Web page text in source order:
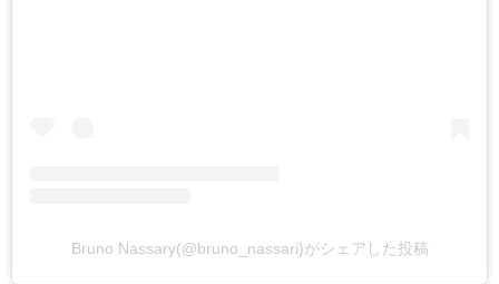
Bruno Nassary(@bruno_nassari)がシェアした投稿